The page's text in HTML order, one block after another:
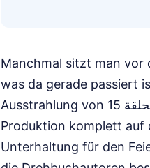
Manchmal sitzt man vor
was da gerade passiert
Ausstrahlung von تحت سابع ارض الحلقة 15, einem Moment, der die Dynamik dieser
Produktion komplett auf
Unterhaltung für den